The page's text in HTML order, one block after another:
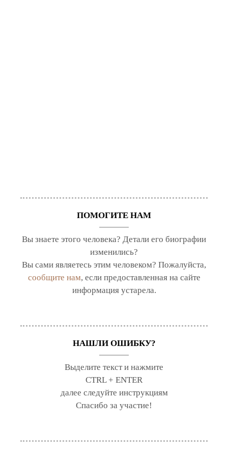
ПОМОГИТЕ НАМ
Вы знаете этого человека? Детали его биографии
изменились?
Вы сами являетесь этим человеком? Пожалуйста,
сообщите нам, если предоставленная на сайте
информация устарела.
НАШЛИ ОШИБКУ?
Выделите текст и нажмите
CTRL + ENTER
далее следуйте инструкциям
Спасибо за участие!